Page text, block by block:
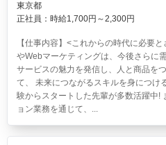
東京都
正社員：時給1,700円～2,300円
【仕事内容】<これからの時代に必要
やWebマーケティングは、今後さらに
サービスの魅力を発信し、人と商品を
て、 未来につながるスキルを身につけ
験からスタートした先輩が多数活躍中!
ョン業務を通じて、...